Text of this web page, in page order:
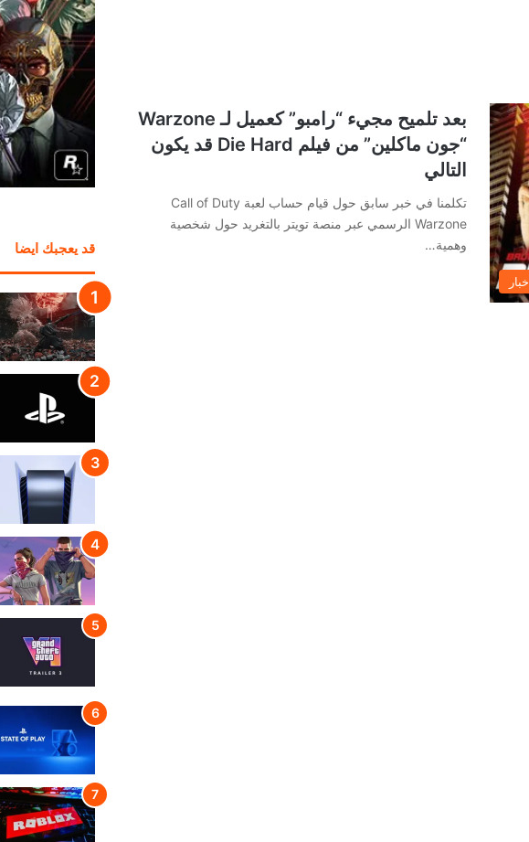
بعد تلميح مجيء “رامبو” كعميل لـ Warzone
“جون ماكلين” من فيلم Die Hard قد يكون
التالي
تكلمنا في خبر سابق حول قيام حساب لعبة Call of Duty
Warzone الرسمي عبر منصة تويتر بالتغريد حول شخصية
وهمية…
قد يعجبك ايضا